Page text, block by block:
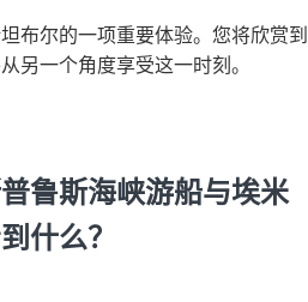
布尔的一项重要体验。您将欣赏到
另一个角度享受这一时刻。
鲁斯海峡游船与埃米
什么？